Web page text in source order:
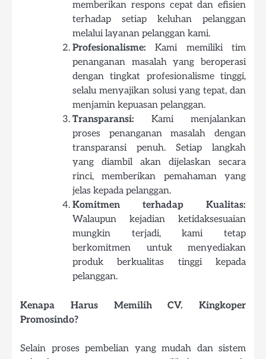
memberikan respons cepat dan efisien
terhadap setiap keluhan pelanggan
melalui layanan pelanggan kami.
Profesionalisme: Kami memiliki tim
penanganan masalah yang beroperasi
dengan tingkat profesionalisme tinggi,
selalu menyajikan solusi yang tepat, dan
menjamin kepuasan pelanggan.
Transparansi: Kami menjalankan
proses penanganan masalah dengan
transparansi penuh. Setiap langkah
yang diambil akan dijelaskan secara
rinci, memberikan pemahaman yang
jelas kepada pelanggan.
Komitmen terhadap Kualitas:
Walaupun kejadian ketidaksesuaian
mungkin terjadi, kami tetap
berkomitmen untuk menyediakan
produk berkualitas tinggi kepada
pelanggan.
Kenapa Harus Memilih CV. Kingkoper
Promosindo?
Selain proses pembelian yang mudah dan sistem